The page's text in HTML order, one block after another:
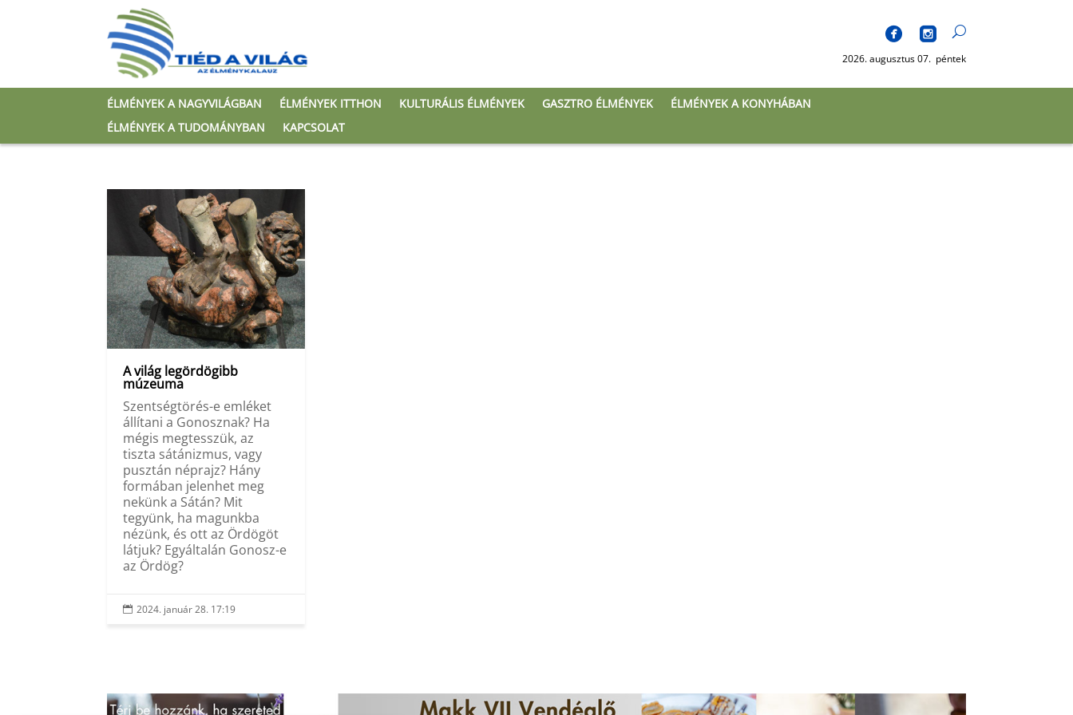
2026. augusztus 07. péntek
ÉLMÉNYEK A NAGYVILÁGBAN ÉLMÉNYEK ITTHON KULTURÁLIS ÉLMÉNYEK GASZTRO ÉLMÉNYEK
ÉLMÉNYEK A KONYHÁBAN
ÉLMÉNYEK A TUDOMÁNYBAN
KAPCSOLAT
A világ legördögibb
múzeuma
Szentségtörés-e emléket
állítani a Gonosznak? Ha
mégis megtesszük, az
tiszta sátánizmus, vagy
pusztán néprajz? Hány
formában jelenhet meg
nekünk a Sátán? Mit
tegyünk, ha magunkba
nézünk, és ott az Ördögöt
látjuk? Egyáltalán Gonosz-e
az Ördög?
 2024. január 28. 17:19